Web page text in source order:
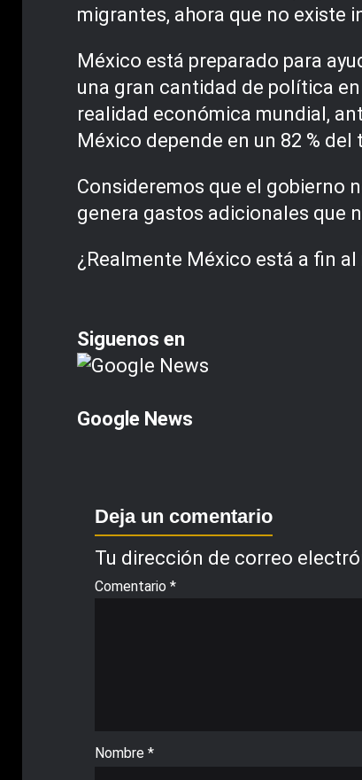
migrantes, ahora que no existe
México está preparado para
una gran cantidad de política
realidad económica mundial,
México depende en un 82 %
Consideremos que el gobierno
genera gastos adicionales que
¿Realmente México está a fin
Siguenos en
Google News
Deja un comentario
Tu dirección de correo
Comentario *
Nombre *